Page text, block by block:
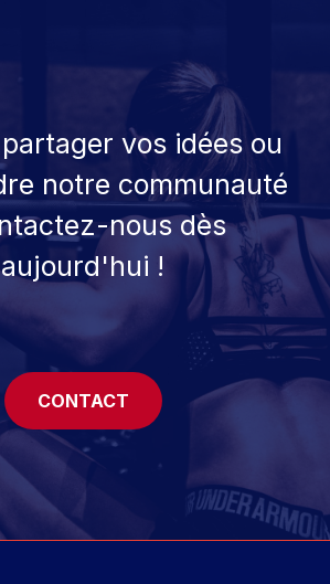
vos idées ou
notre communauté
nous dès
aujourd'hui !
CONTACT